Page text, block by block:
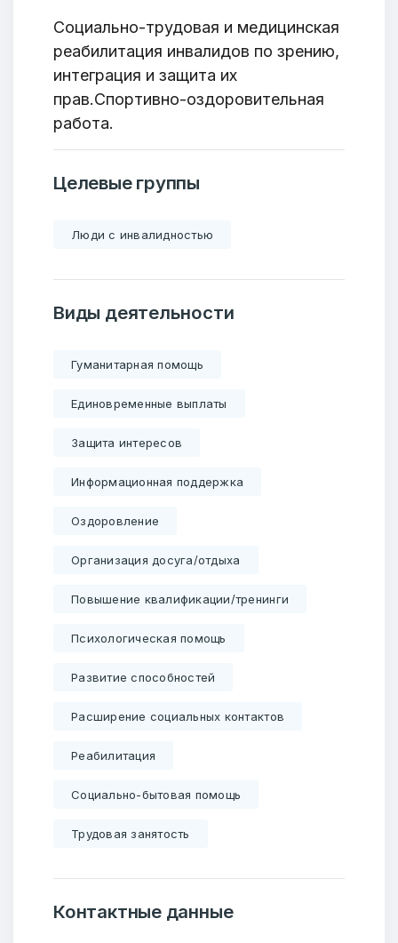
Социально-трудовая и медицинская
реабилитация инвалидов по зрению,
интеграция и защита их
прав.Cпортивно-оздоровительная
работа.
Целевые группы
Люди с инвалидностью
Виды деятельности
Гуманитарная помощь
Единовременные выплаты
Защита интересов
Информационная поддержка
Оздоровление
Организация досуга/отдыха
Повышение квалификации/тренинги
Психологическая помощь
Развитие способностей
Расширение социальных контактов
Реабилитация
Социально-бытовая помощь
Трудовая занятость
Контактные данные